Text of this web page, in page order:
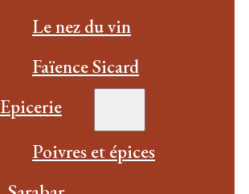
Le nez du vin
Faïence Sicard
Epicerie
Poivres et épices